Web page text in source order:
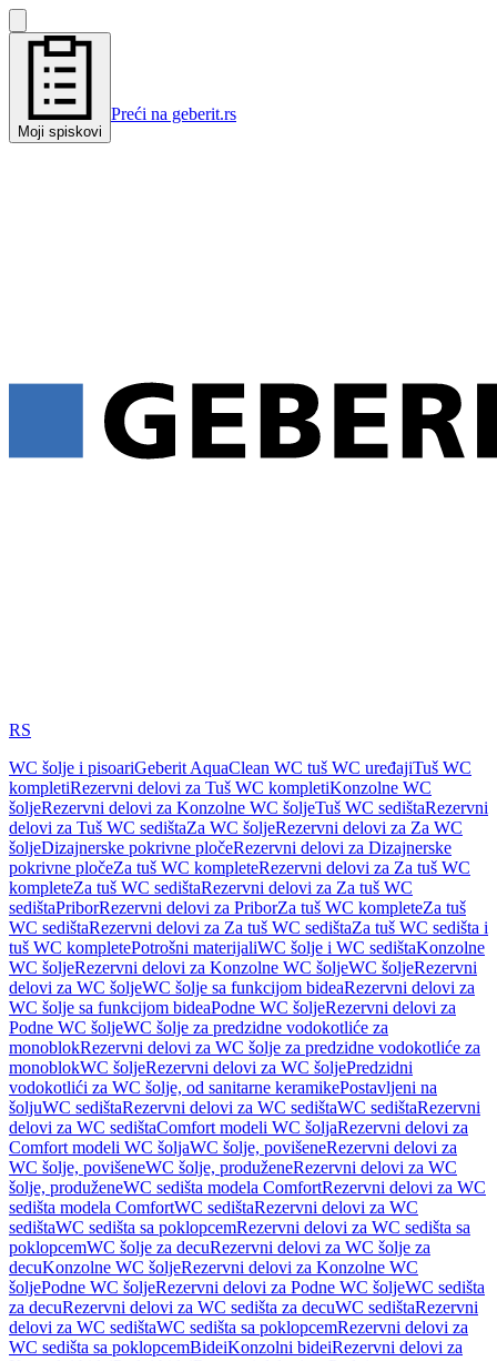
Moji spiskovi
Preći na geberit.rs
RS
WC šolje i pisoariGeberit AquaClean WC tuš WC uređajiTuš WC
kompletiRezervni delovi za Tuš WC kompletiKonzolne WC
šoljeRezervni delovi za Konzolne WC šoljeTuš WC sedištaRezervni
delovi za Tuš WC sedištaZa WC šoljeRezervni delovi za Za WC
šoljeDizajnerske pokrivne pločeRezervni delovi za Dizajnerske
pokrivne pločeZa tuš WC kompleteRezervni delovi za Za tuš WC
kompleteZa tuš WC sedištaRezervni delovi za Za tuš WC
sedištaPriborRezervni delovi za PriborZa tuš WC kompleteZa tuš
WC sedištaRezervni delovi za Za tuš WC sedištaZa tuš WC sedišta i
tuš WC kompletePotrošni materijaliWC šolje i WC sedištaKonzolne
WC šoljeRezervni delovi za Konzolne WC šoljeWC šoljeRezervni
delovi za WC šoljeWC šolje sa funkcijom bideaRezervni delovi za
WC šolje sa funkcijom bideaPodne WC šoljeRezervni delovi za
Podne WC šoljeWC šolje za predzidne vodokotliće za
monoblokRezervni delovi za WC šolje za predzidne vodokotliće za
monoblokWC šoljeRezervni delovi za WC šoljePredzidni
vodokotlići za WC šolje, od sanitarne keramikePostavljeni na
šoljuWC sedištaRezervni delovi za WC sedištaWC sedištaRezervni
delovi za WC sedištaComfort modeli WC šoljaRezervni delovi za
Comfort modeli WC šoljaWC šolje, povišeneRezervni delovi za
WC šolje, povišeneWC šolje, produženeRezervni delovi za WC
šolje, produženeWC sedišta modela ComfortRezervni delovi za WC
sedišta modela ComfortWC sedištaRezervni delovi za WC
sedištaWC sedišta sa poklopcemRezervni delovi za WC sedišta sa
poklopcemWC šolje za decuRezervni delovi za WC šolje za
decuKonzolne WC šoljeRezervni delovi za Konzolne WC
šoljePodne WC šoljeRezervni delovi za Podne WC šoljeWC sedišta
za decuRezervni delovi za WC sedišta za decuWC sedištaRezervni
delovi za WC sedištaWC sedišta sa poklopcemRezervni delovi za
WC sedišta sa poklopcemBideiKonzolni bideiRezervni delovi za